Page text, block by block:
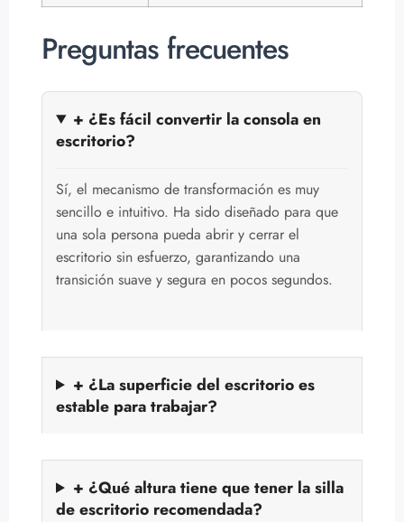
Preguntas frecuentes
+ ¿Es fácil convertir la consola en
escritorio?
Sí, el mecanismo de transformación es muy
sencillo e intuitivo. Ha sido diseñado para que
una sola persona pueda abrir y cerrar el
escritorio sin esfuerzo, garantizando una
transición suave y segura en pocos segundos.
+ ¿La superficie del escritorio es
estable para trabajar?
+ ¿Qué altura tiene que tener la silla
de escritorio recomendada?